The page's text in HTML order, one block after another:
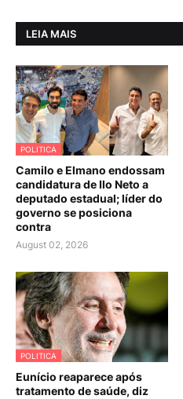
LEIA MAIS
POLITICA
Camilo e Elmano endossam
candidatura de Ilo Neto a
deputado estadual; líder do
governo se posiciona
contra
August 02, 2026
POLITICA
Eunício reaparece após
tratamento de saúde, diz